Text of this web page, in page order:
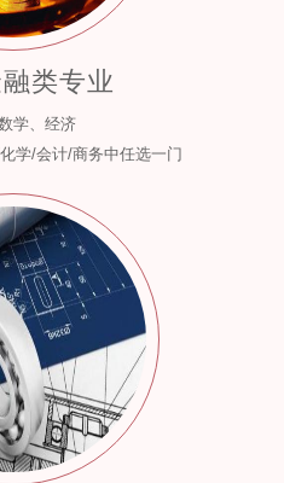
类专业
学、经济
学/会计/商务中任选一门